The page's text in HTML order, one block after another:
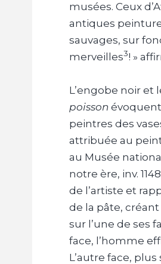
musées. Ceux
antiques
sauvages, sur
merveilles3! »
L’engobe noir et
poisson
peintres des
attribuée au
au Musée
notre ère, inv.
de l’artiste et
de la pâte,
sur l’une de ses
face, l’homme
L’autre face,